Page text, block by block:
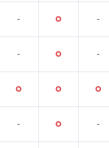
- ○ -
- ○ -
○ ○ ○
- ○ -